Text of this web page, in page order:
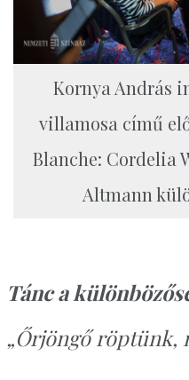
Kornya András
villamosa című
Blanche: Cordelia
Altmann
Tánc a
„Őrjöngő röptünk,